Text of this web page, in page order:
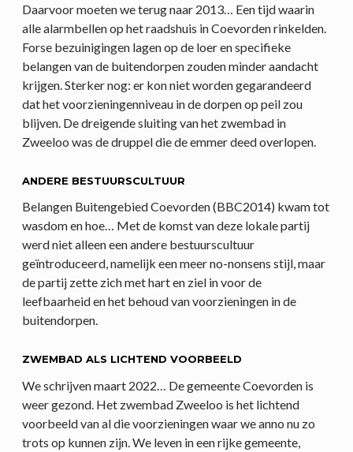
Daarvoor moeten we terug naar 2013… Een tijd waarin
alle alarmbellen op het raadshuis in Coevorden rinkelden.
Forse bezuinigingen lagen op de loer en specifieke
belangen van de buitendorpen zouden minder aandacht
krijgen. Sterker nog: er kon niet worden gegarandeerd
dat het voorzieningenniveau in de dorpen op peil zou
blijven. De dreigende sluiting van het zwembad in
Zweeloo was de druppel die de emmer deed overlopen.
ANDERE BESTUURSCULTUUR
Belangen Buitengebied Coevorden (BBC2014) kwam tot
wasdom en hoe… Met de komst van deze lokale partij
werd niet alleen een andere bestuurscultuur
geïntroduceerd, namelijk een meer no-nonsens stijl, maar
de partij zette zich met hart en ziel in voor de
leefbaarheid en het behoud van voorzieningen in de
buitendorpen.
ZWEMBAD ALS LICHTEND VOORBEELD
We schrijven maart 2022… De gemeente Coevorden is
weer gezond. Het zwembad Zweeloo is het lichtend
voorbeeld van al die voorzieningen waar we anno nu zo
trots op kunnen zijn. We leven in een rijke gemeente,